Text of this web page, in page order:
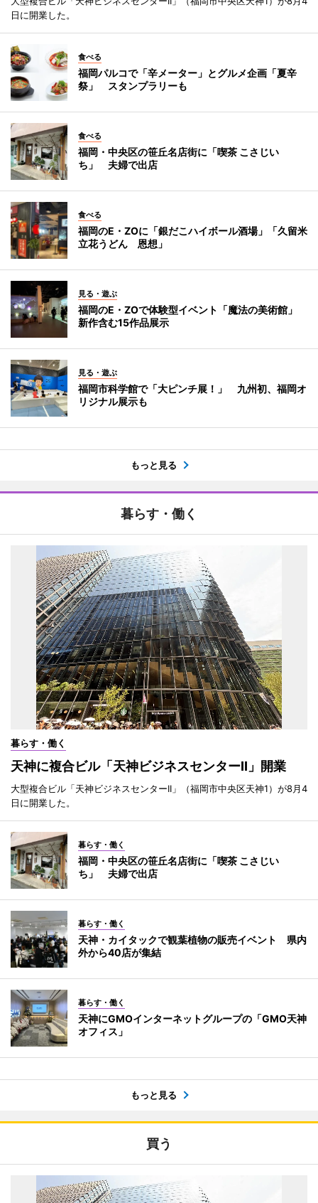
日に開業した。
食べる
福岡パルコで「辛メーター」とグルメ企画「夏辛
祭」 スタンプラリーも
食べる
福岡・中央区の笹丘名店街に「喫茶 こさじい
ち」 夫婦で出店
食べる
福岡のE・ZOに「銀だこハイボール酒場」「久留米
立花うどん 恩想」
見る・遊ぶ
福岡のE・ZOで体験型イベント「魔法の美術館」
新作含む15作品展示
見る・遊ぶ
福岡市科学館で「大ピンチ展！」 九州初、福岡オ
リジナル展示も
もっと見る
暮らす・働く
暮らす・働く
天神に複合ビル「天神ビジネスセンターII」開業
大型複合ビル「天神ビジネスセンターII」（福岡市中央区天神1）が8月4
日に開業した。
暮らす・働く
福岡・中央区の笹丘名店街に「喫茶 こさじい
ち」 夫婦で出店
暮らす・働く
天神・カイタックで観葉植物の販売イベント 県内
外から40店が集結
暮らす・働く
天神にGMOインターネットグループの「GMO天神
オフィス」
もっと見る
買う